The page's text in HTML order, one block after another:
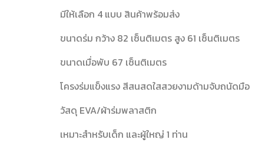
มีให้เลือก 4 แบบ สินค้าพร้อมส่ง
ขนาดร่ม กว้าง 82 เซ็นติเมตร สูง 61 เซ็นติเมตร
ขนาดเมื่อพับ 67 เซ็นติเมตร
โครงร่มแข็งแรง สีสนสดใสสวยงามด้ามจับถนัดมือ
วัสดุ EVA/ผ้าร่มพลาสติก
เหมาะสำหรับเด็ก และผู้ใหญ่ 1 ท่าน